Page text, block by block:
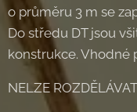
o průměru 3 m se
Do středu DT jsou
konstrukce. Vhodné
NELZE